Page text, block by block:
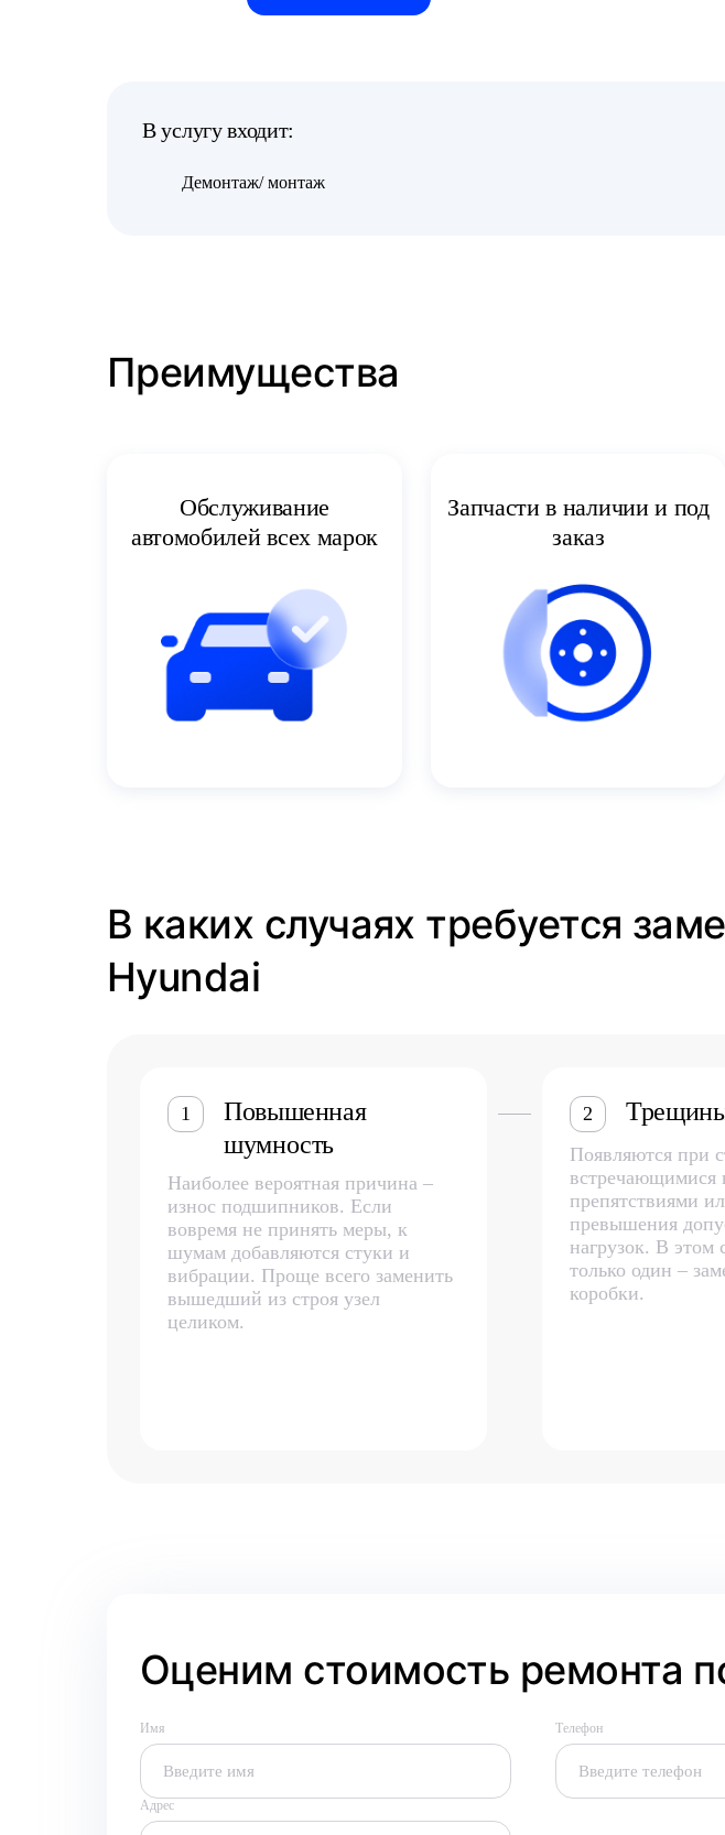
В услугу входит:
Демонтаж/ монтаж
Преимущества
Обслуживание
автомобилей всех марок
Запчасти в наличии и под
заказ
В каких случаях требуется
Hyundai
1
Повышенная
шумность
Наиболее вероятная причина –
износ подшипников. Если
вовремя не принять меры, к
шумам добавляются стуки и
вибрации. Проще всего заменить
вышедший из строя узел
целиком.
2
Появляются при
встречающимися
препятствиями
превышения
нагрузок. В этом
только один –
коробки.
Оценим стоимость ремонта
Имя Телефон
Адрес